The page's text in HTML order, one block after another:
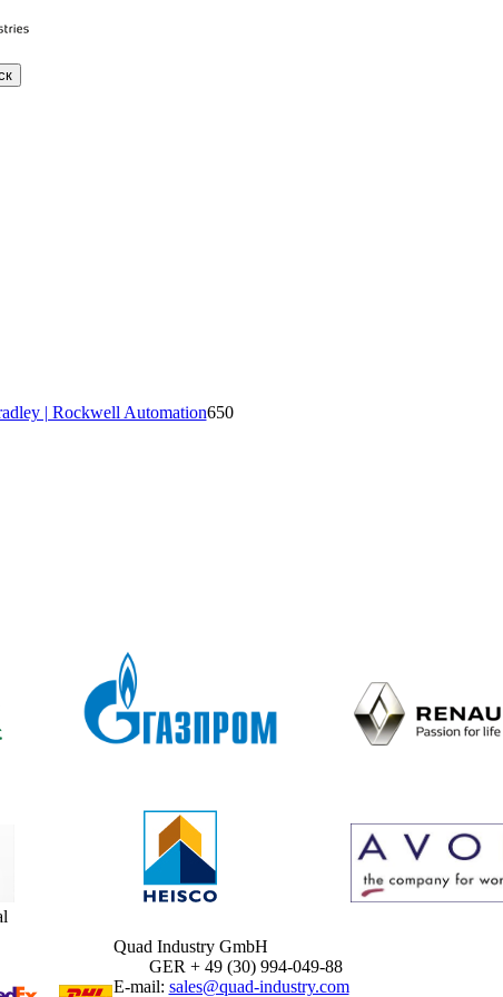
| Rockwell Automation650
Quad Industry GmbH
GER + 49 (30) 994-049-88
E-mail: sales@quad-industry.com